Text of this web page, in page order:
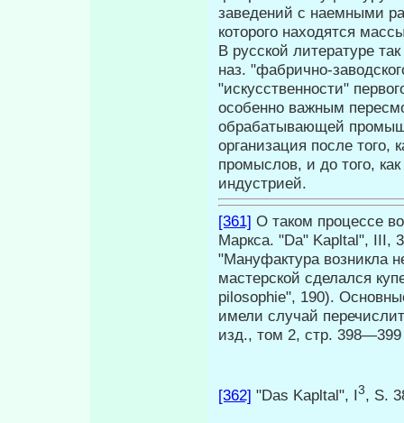
заведений с наемными
которого находятся
В русской литературе
наз. "фабрично-
"искусственности"
особенно важным
обрабатывающей
организация после того,
промыслов, и до того,
индустрией.
[361] О таком процессе
Маркса. "Da" Kapltal", III,
"Мануфактура возникла
мастерской сделался
pilosophie", 190).
имели случай
изд., том 2, стр.
[362] "Das Kapltal", I3, S.